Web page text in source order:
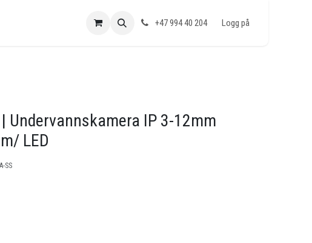
+47 994 40 204 Logg på
Undervannskamera IP 3-12mm
LED
SS